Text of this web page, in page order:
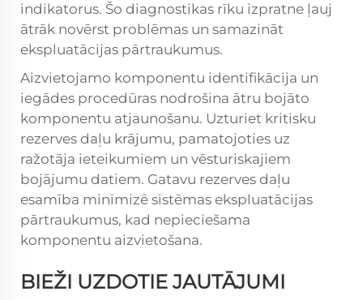
indikatorus. Šo diagnostikas rīku izpratne ļauj
ātrāk novērst problēmas un samazināt
ekspluatācijas pārtraukumus.
Aizvietojamo komponentu identifikācija un
iegādes procedūras nodrošina ātru bojāto
komponentu atjaunošanu. Uzturiet kritisku
rezerves daļu krājumu, pamatojoties uz
ražotāja ieteikumiem un vēsturiskajiem
bojājumu datiem. Gatavu rezerves daļu
esamība minimizē sistēmas ekspluatācijas
pārtraukumus, kad nepieciešama
komponentu aizvietošana.
BIEŽI UZDOTIE JAUTĀJUMI